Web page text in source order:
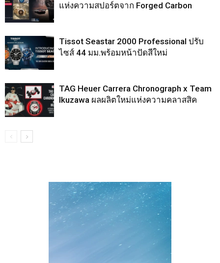
แห่งความสปอร์ตจาก Forged Carbon
Tissot Seastar 2000 Professional ปรับ
ไซส์ 44 มม.พร้อมหน้าปัดสีใหม่
TAG Heuer Carrera Chronograph x Team
Ikuzawa ผลผลิตใหม่แห่งความคลาสสิค